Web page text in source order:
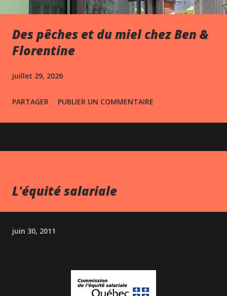
Des pêches et du miel chez Ben &
Florentine
juillet 29, 2026
PARTAGER PUBLIER UN COMMENTAIRE
L'équité salariale
juin 30, 2011